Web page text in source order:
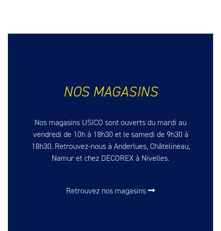
NOS MAGASINS
Nos magasins USICO sont ouverts du mardi au
vendredi de 10h à 18h30 et le samedi de 9h30 à
18h30. Retrouvez-nous à Anderlues, Châtelineau,
Namur et chez DECOREX à Nivelles.
Retrouvez nos magasins